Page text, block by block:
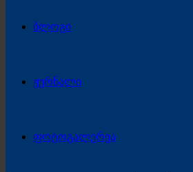
ბლოგი
ჟურნალი
ფოტოგალერეა